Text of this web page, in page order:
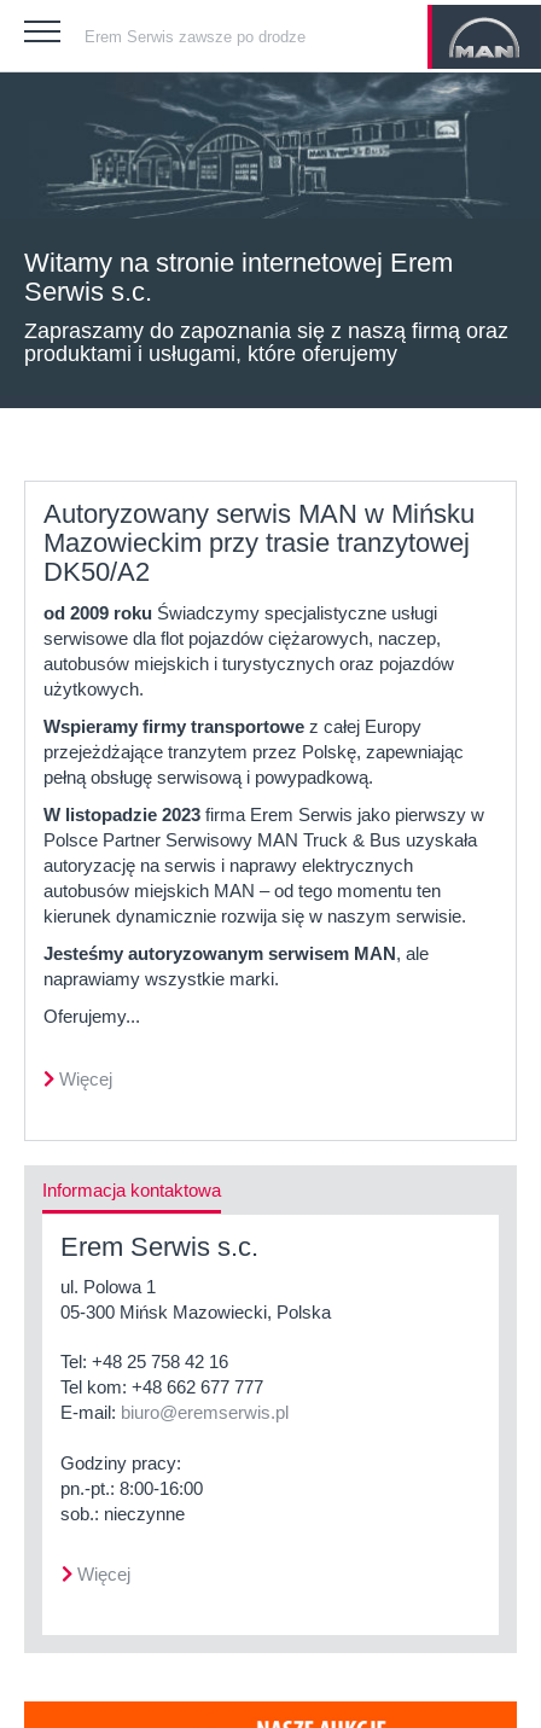
Erem Serwis zawsze po drodze
Witamy na stronie internetowej Erem
Serwis s.c.
Zapraszamy do zapoznania się z naszą firmą oraz
produktami i usługami, które oferujemy
Autoryzowany serwis MAN w Mińsku
Mazowieckim przy trasie tranzytowej
DK50/A2
od 2009 roku Świadczymy specjalistyczne usługi
serwisowe dla flot pojazdów ciężarowych, naczep,
autobusów miejskich i turystycznych oraz pojazdów
użytkowych.
Wspieramy firmy transportowe z całej Europy
przejeżdżające tranzytem przez Polskę, zapewniając
pełną obsługę serwisową i powypadkową.
W listopadzie 2023 firma Erem Serwis jako pierwszy w
Polsce Partner Serwisowy MAN Truck & Bus uzyskała
autoryzację na serwis i naprawy elektrycznych
autobusów miejskich MAN – od tego momentu ten
kierunek dynamicznie rozwija się w naszym serwisie.
Jesteśmy autoryzowanym serwisem MAN, ale
naprawiamy wszystkie marki.
Oferujemy...
Więcej
Informacja kontaktowa
Erem Serwis s.c.
ul. Polowa 1
05-300 Mińsk Mazowiecki, Polska
Tel: +48 25 758 42 16
Tel kom: +48 662 677 777
E-mail: biuro@eremserwis.pl
Godziny pracy:
pn.-pt.: 8:00-16:00
sob.: nieczynne
Więcej